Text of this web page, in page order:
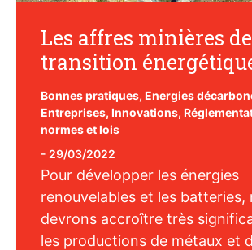
Les affres minières
transition
Bonnes pratiques, Energies
Entreprises, Innovations,
normes et lois
- 29/03/2022
Pour développer les énergies
renouvelables et les batteries,
devrons accroître très
les productions de métaux et